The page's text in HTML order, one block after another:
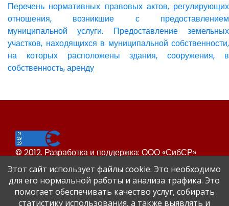
Перечень нормативных правовых актов, регулирующих
отношения, возникшие с предоставлением
муниципальной услуги. Предоставление земельных
участков, находящихся в муниципальной собственности,
на которых расположены здания, сооружения, в
собственность, аренду
© 2012. Разработка и поддержка: ООО «СибСР»
Все права защищены законом и международными
соглашениями.
Этот сайт использует файлы cookie. Это необходимо
для его нормальной работы и анализа трафика. Это
помогает обеспечивать качество услуг, собирать
статистику использования, а также выявлять и